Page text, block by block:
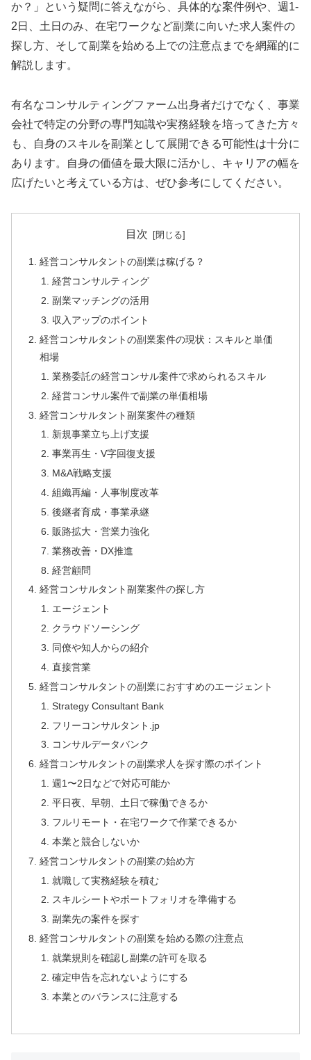
か？」という疑問に答えながら、具体的な案件例や、週1-
2日、土日のみ、在宅ワークなど副業に向いた求人案件の
探し方、そして副業を始める上での注意点までを網羅的に
解説します。
有名なコンサルティングファーム出身者だけでなく、事業
会社で特定の分野の専門知識や実務経験を培ってきた方々
も、自身のスキルを副業として展開できる可能性は十分に
あります。自身の価値を最大限に活かし、キャリアの幅を
広げたいと考えている方は、ぜひ参考にしてください。
目次
経営コンサルタントの副業は稼げる？
経営コンサルティング
副業マッチングの活用
収入アップのポイント
経営コンサルタントの副業案件の現状：スキルと単価
相場
業務委託の経営コンサル案件で求められるスキル
経営コンサル案件で副業の単価相場
経営コンサルタント副業案件の種類
新規事業立ち上げ支援
事業再生・V字回復支援
M&A戦略支援
組織再編・人事制度改革
後継者育成・事業承継
販路拡大・営業力強化
業務改善・DX推進
経営顧問
経営コンサルタント副業案件の探し方
エージェント
クラウドソーシング
同僚や知人からの紹介
直接営業
経営コンサルタントの副業におすすめのエージェント
Strategy Consultant Bank
フリーコンサルタント.jp
コンサルデータバンク
経営コンサルタントの副業求人を探す際のポイント
週1〜2日などで対応可能か
平日夜、早朝、土日で稼働できるか
フルリモート・在宅ワークで作業できるか
本業と競合しないか
経営コンサルタントの副業の始め方
就職して実務経験を積む
スキルシートやポートフォリオを準備する
副業先の案件を探す
経営コンサルタントの副業を始める際の注意点
就業規則を確認し副業の許可を取る
確定申告を忘れないようにする
本業とのバランスに注意する